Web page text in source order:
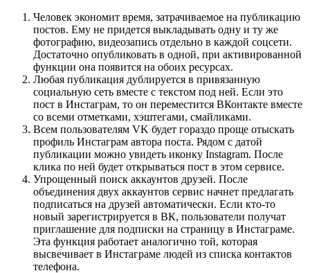
Человек экономит время, затрачиваемое на публикацию
постов. Ему не придется выкладывать одну и ту же
фотографию, видеозапись отдельно в каждой соцсети.
Достаточно опубликовать в одной, при активированной
функции она появится на обоих ресурсах.
Любая публикация дублируется в привязанную
социальную сеть вместе с текстом под ней. Если это
пост в Инстаграм, то он переместится ВКонтакте вместе
со всеми отметками, хэштегами, смайликами.
Всем пользователям VK будет гораздо проще отыскать
профиль Инстаграм автора поста. Рядом с датой
публикации можно увидеть иконку Instagram. После
клика по ней будет открываться пост в этом сервисе.
Упрощенный поиск аккаунтов друзей. После
объединения двух аккаунтов сервис начнет предлагать
подписаться на друзей автоматически. Если кто-то
новый зарегистрируется в ВК, пользователи получат
приглашение для подписки на страницу в Инстаграме.
Эта функция работает аналогично той, которая
высвечивает в Инстаграме людей из списка контактов
телефона.